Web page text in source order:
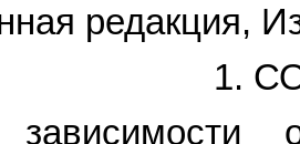
редакция,
1.